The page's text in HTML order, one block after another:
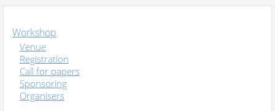
Workshop
Venue
Registration
Call for papers
Sponsoring
Organisers